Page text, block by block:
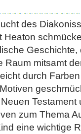
des
Heaton
Raum mitsamt
durch
Testament
zum Thema
eine wichtige